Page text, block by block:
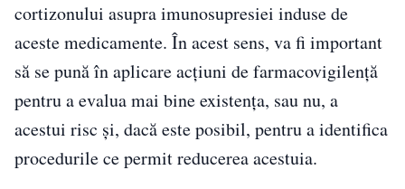
cortizonului asupra imunosupresiei induse de
aceste medicamente. În acest sens, va fi important
să se pună în aplicare acțiuni de farmacovigilență
pentru a evalua mai bine existența, sau nu, a
acestui risc și, dacă este posibil, pentru a identifica
procedurile ce permit reducerea acestuia.